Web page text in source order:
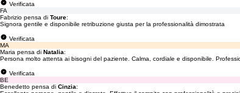
Verificata
FA
Fabrizio pensa di Toure:
Signora gentile e disponibile retribuzione giusta per la professionalità dimostrata
Verificata
MA
Maria pensa di Natalia:
Persona molto attenta ai bisogni del paziente. Calma, cordiale e disponibile.
Verificata
BE
Benedetto pensa di Cinzia: